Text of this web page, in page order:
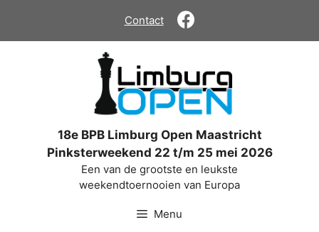
de
Contact
18e BPB Limburg Open Maastricht
Pinksterweekend 22 t/m 25 mei 2026
Een van de grootste en leukste
weekendtoernooien van Europa
Menu